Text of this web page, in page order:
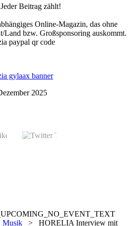
Beitrag zählt!
Online-Magazin, das ohne
Land bzw. Großsponsoring auskommt.
2025
Musik > HORELIA Interview mit